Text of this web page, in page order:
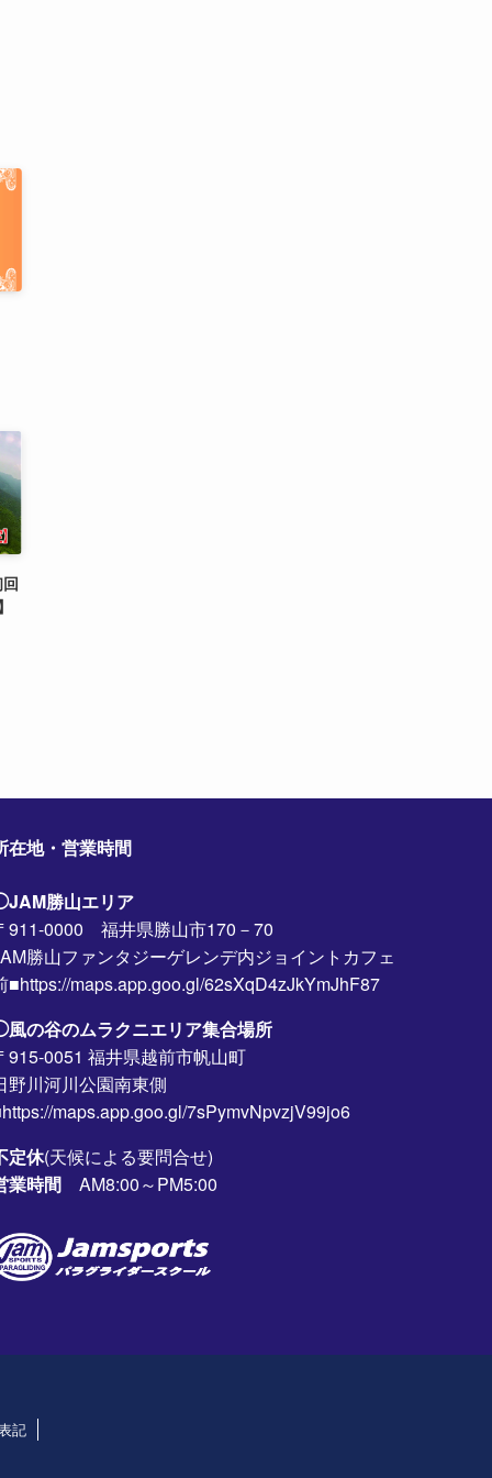
在地・営業時間
勝山エリア
911-0000 福井県勝山市170－70
勝山ファンタジーゲレンデ内ジョイントカフェ
■https://maps.app.goo.gl/62sXqD4zJkYmJhF87
の谷のムラクニエリア集合場所
915-0051 福井県越前市帆山町
野川河川公園南東側
maps.app.goo.gl/7sPymvNpvzjV99jo6
定休(天候による要問合せ)
業時間 AM8:00～PM5:00
記